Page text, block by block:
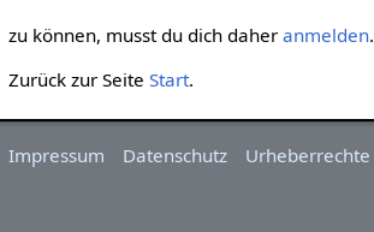
zu können, musst du dich daher anmelden.
Zurück zur Seite Start.
Impressum Datenschutz Urheberrechte